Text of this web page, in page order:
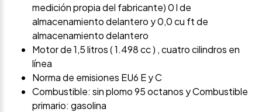
medición propia del fabricante) 0 l de
almacenamiento delantero y 0,0 cu ft de
almacenamiento delantero
Motor de 1,5 litros ( 1.498 cc ) , cuatro cilindros en
línea
Norma de emisiones EU6 E y C
Combustible: sin plomo 95 octanos y Combustible
primario: gasolina